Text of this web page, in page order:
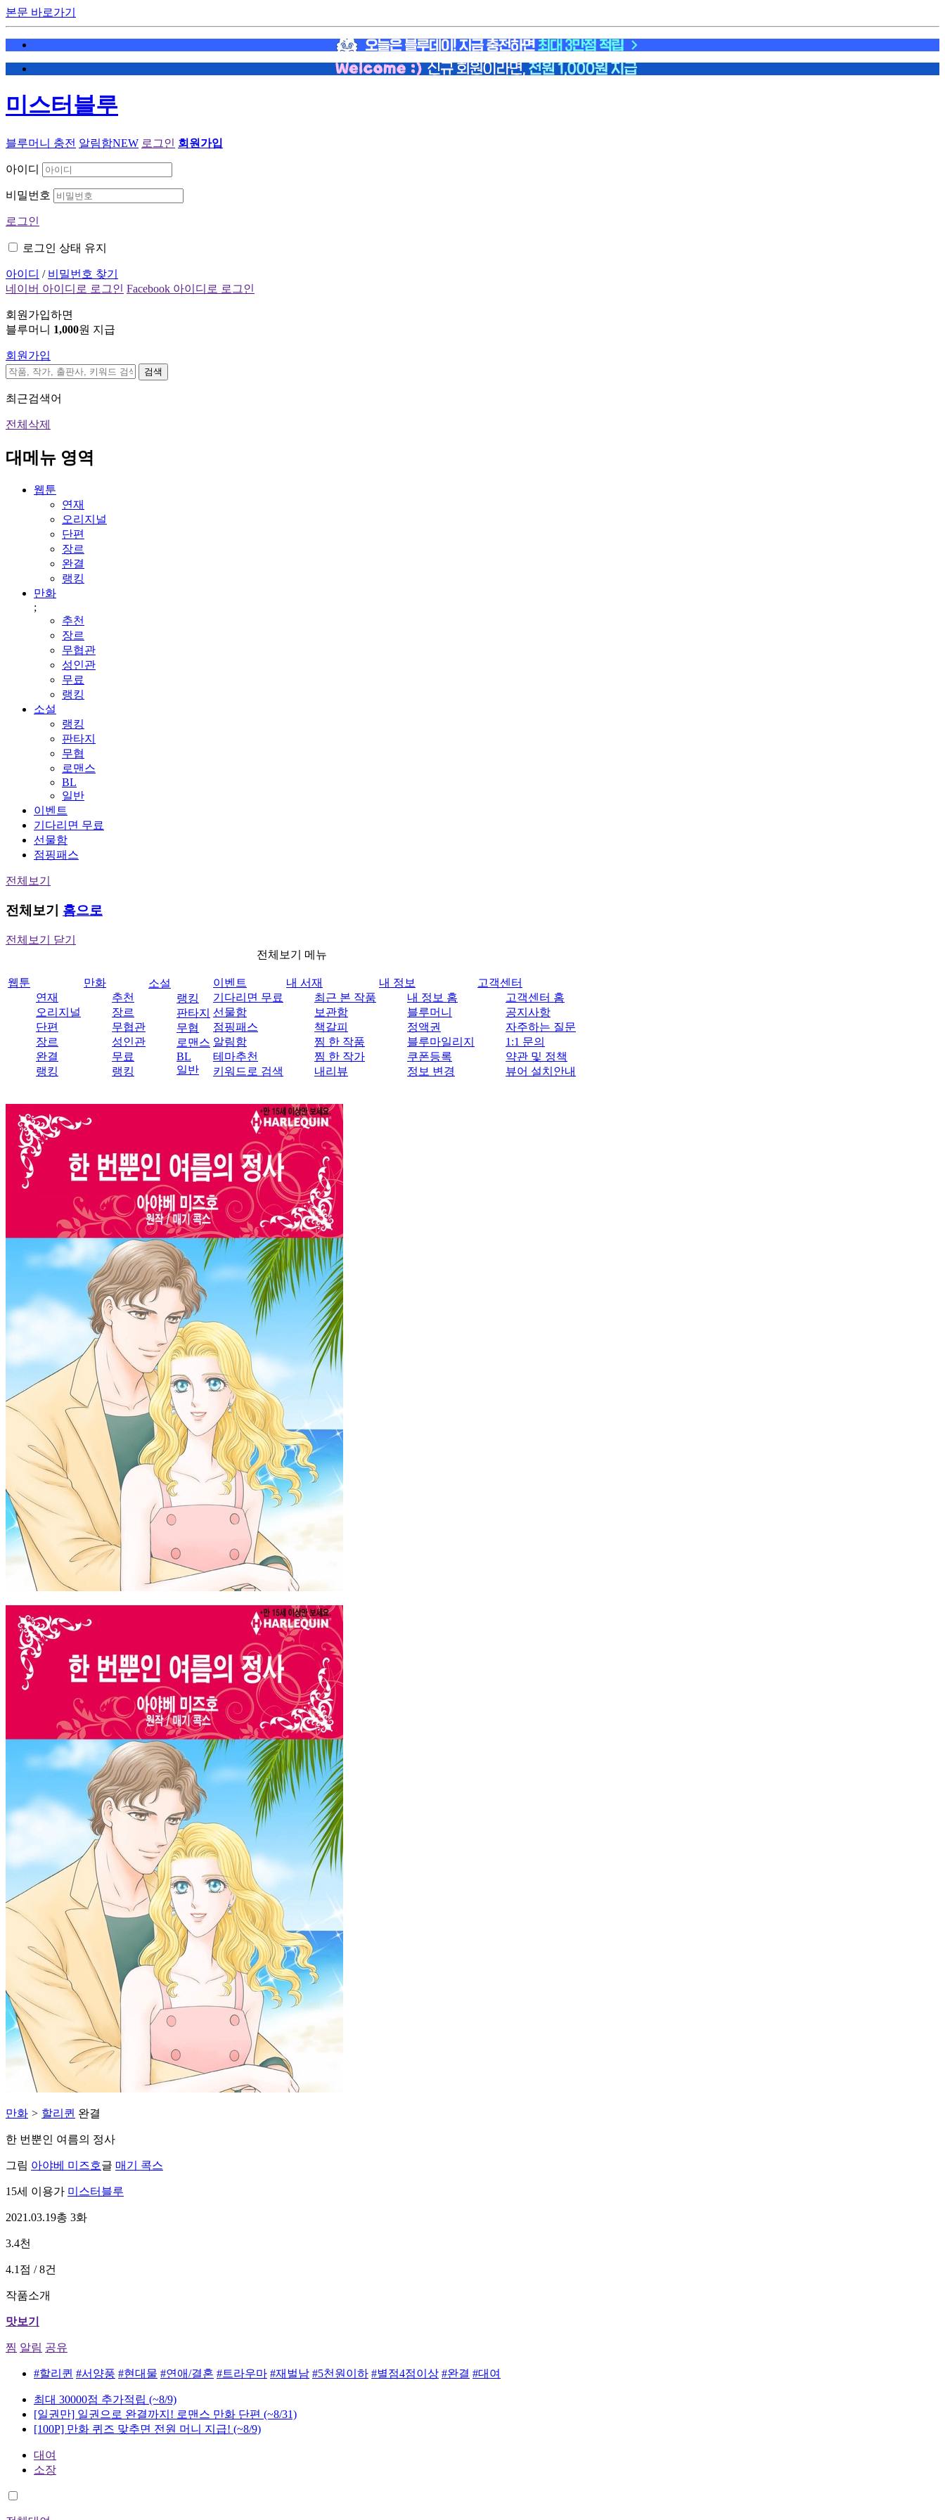
본문 바로가기
미스터블루
블루머니 충전 알림함NEW 로그인 회원가입
아이디
비밀번호
로그인
로그인 상태 유지
아이디 / 비밀번호 찾기
네이버 아이디로 로그인 Facebook 아이디로 로그인
회원가입하면
블루머니 1,000원 지급
회원가입
검색
최근검색어
전체삭제
대메뉴 영역
웹툰
연재
오리지널
단편
장르
완결
랭킹
만화
;
추천
장르
무협관
성인관
무료
랭킹
소설
랭킹
판타지
무협
로맨스
BL
일반
이벤트
기다리면 무료
선물함
점핑패스
전체보기
전체보기 홈으로
전체보기 닫기
전체보기 메뉴
웹툰
연재
오리지널
단편
장르
완결
랭킹
만화
추천
장르
무협관
성인관
무료
랭킹
소설
랭킹
판타지
무협
로맨스
BL
일반
이벤트
기다리면 무료
선물함
점핑패스
알림함
테마추천
키워드로 검색
내 서재
최근 본 작품
보관함
책갈피
찜 한 작품
찜 한 작가
내리뷰
내 정보
내 정보 홈
블루머니
정액권
블루마일리지
쿠폰등록
정보 변경
고객센터
고객센터 홈
공지사항
자주하는 질문
1:1 문의
약관 및 정책
뷰어 설치안내
만화 > 할리퀸 완결
한 번뿐인 여름의 정사
그림 아야베 미즈호글 매기 콕스
15세 이용가 미스터블루
2021.03.19총 3화
3.4천
4.1점 / 8건
작품소개
맛보기
찜 알림 공유
#할리퀸 #서양풍 #현대물 #연애/결혼 #트라우마 #재벌남 #5천원이하 #별점4점이상 #완결 #대여
최대 30000점 추가적립 (~8/9)
[일권만] 일권으로 완결까지! 로맨스 만화 단편 (~8/31)
[100P] 만화 퀴즈 맞추면 전원 머니 지급! (~8/9)
대여
소장